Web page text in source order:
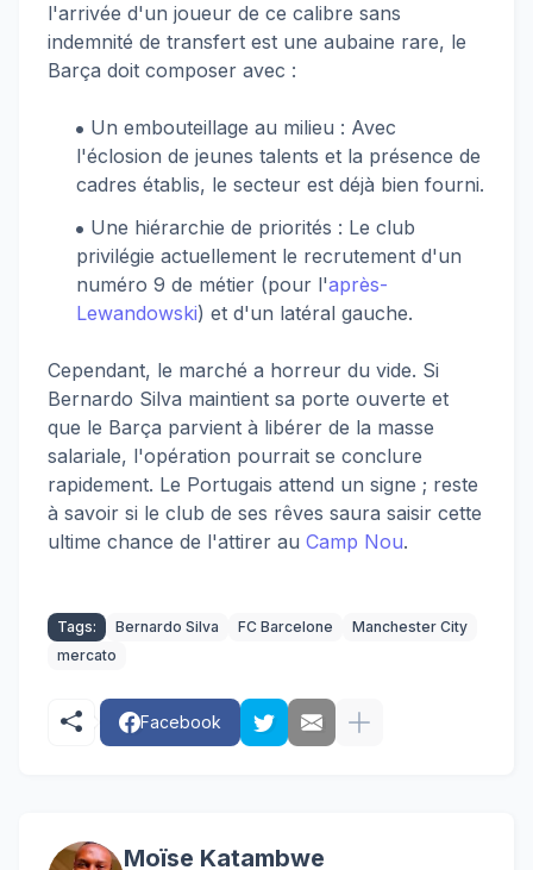
l'arrivée d'un joueur de ce calibre sans
indemnité de transfert est une aubaine rare, le
Barça doit composer avec :
Un embouteillage au milieu : Avec
l'éclosion de jeunes talents et la présence de
cadres établis, le secteur est déjà bien fourni.
Une hiérarchie de priorités : Le club
privilégie actuellement le recrutement d'un
numéro 9 de métier (pour l'après-
Lewandowski) et d'un latéral gauche.
Cependant, le marché a horreur du vide. Si
Bernardo Silva maintient sa porte ouverte et
que le Barça parvient à libérer de la masse
salariale, l'opération pourrait se conclure
rapidement. Le Portugais attend un signe ; reste
à savoir si le club de ses rêves saura saisir cette
ultime chance de l'attirer au Camp Nou.
Tags: Bernardo Silva FC Barcelone
Manchester City
mercato
Facebook
Moïse Katambwe